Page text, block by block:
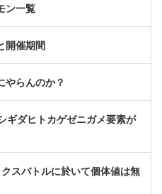
ン一覧
開催期間
やらんのか？
ギダヒトカゲゼニガメ要素が
スバトルに於いて個体値は無